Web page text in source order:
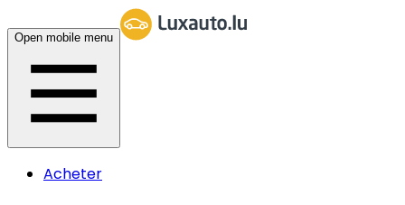
Open mobile menu
Acheter